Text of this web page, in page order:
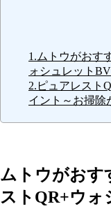
1.ムトウがおす
ォシュレット
2.ピュアレスト
イント～お掃除
ムトウがおす
ストQR+ウォ